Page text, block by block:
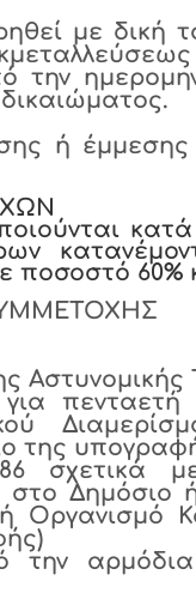
με δική
την
ή
60%
Αστυνομικής
πενταετή
της
σχετικά
στο
Οργανισμό
την